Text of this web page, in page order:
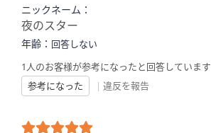
ニックネーム：
夜のスター
年齢： 回答しない
1人のお客様が参考になったと回答しています
参考になった
| 違反を報告